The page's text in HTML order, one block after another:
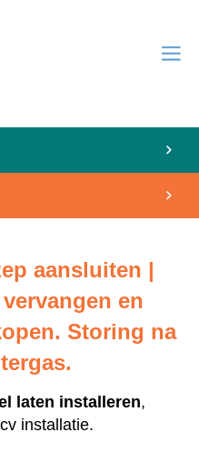
aansluiten |
en
Storing na
laten installeren,
installatie.